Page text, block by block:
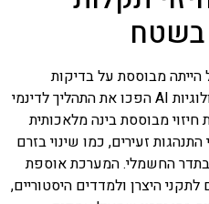
בשטח
מבוססת על בדיקות
תקופתיות ידניות, הרי שכיום טכנולוגיות AI הפכו את התהליך לדינמי
מבוססת בינה מלאכותית
זעירים, כמו שינוי בזרם
בתדר החשמלי. המערכת אוספת
היצרן ולמדדים היסטוריים,